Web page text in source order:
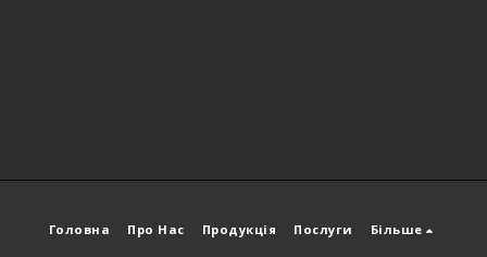
Головна Про Нас Продукція Послуги Більше